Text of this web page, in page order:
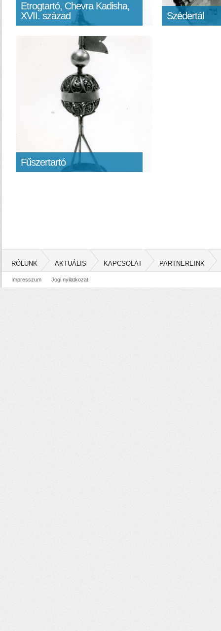
Etrogtartó, Chevra Kadisha,
XVII. század
Szédertál
Fűszertartó
RÓLUNK AKTUÁLIS KAPCSOLAT PARTNEREINK
Impresszum Jogi nyilatkozat